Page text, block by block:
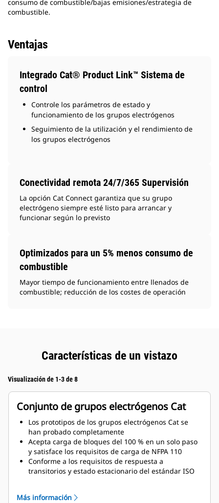
consumo de combustible/bajas emisiones/estrategia de
combustible.
Ventajas
Integrado Cat® Product Link™ Sistema de
control
Controle los parámetros de estado y
funcionamiento de los grupos electrógenos
Seguimiento de la utilización y el rendimiento de
los grupos electrógenos
Conectividad remota 24/7/365 Supervisión
La opción Cat Connect garantiza que su grupo
electrógeno siempre esté listo para arrancar y
funcionar según lo previsto
Optimizados para un 5% menos consumo de
combustible
Mayor tiempo de funcionamiento entre llenados de
combustible; reducción de los costes de operación
Características de un vistazo
Visualización de 1-3 de 8
Conjunto de grupos electrógenos Cat
Los prototipos de los grupos electrógenos Cat se
han probado completamente
Acepta carga de bloques del 100 % en un solo paso
y satisface los requisitos de carga de NFPA 110
Conforme a los requisitos de respuesta a
transitorios y estado estacionario del estándar ISO
Más información